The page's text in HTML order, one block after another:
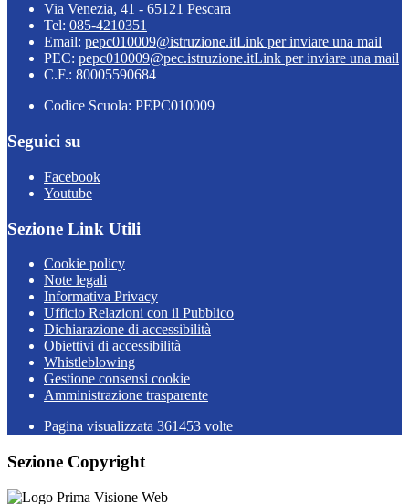
Via Venezia, 41 - 65121 Pescara
Tel: 085-4210351
Email: pepc010009@istruzione.itLink per inviare una mail
PEC: pepc010009@pec.istruzione.itLink per inviare una mail
C.F.: 80005590684
Codice Scuola: PEPC010009
Seguici su
Facebook
Youtube
Sezione Link Utili
Cookie policy
Note legali
Informativa Privacy
Ufficio Relazioni con il Pubblico
Dichiarazione di accessibilità
Obiettivi di accessibilità
Whistleblowing
Gestione consensi cookie
Amministrazione trasparente
Pagina visualizzata 361453 volte
Sezione Copyright